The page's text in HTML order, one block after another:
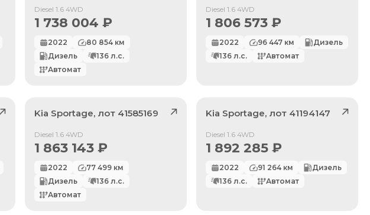
Diesel 1.6 4WD
1 738 004 ₽
2022 80 854км
Дизель
136л.с.
Автомат
Diesel 1.6 4WD
1 806 573₽
2022 96 447км
Дизель
136л.с. Автомат
Kia Sportage, лот 41585169
Продан
Diesel 1.6 4WD
1 863 143₽
2022 77 499км
Дизель
136л.с.
Автомат
Kia Sportage, лот 41194147
Продан
Diesel 1.6 4WD
1 892 285₽
2022 91 264км
Дизель
136л.с. Автомат